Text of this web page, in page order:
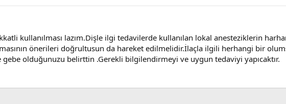
kullanılması lazım.Dişle ilgi tedavilerde kullanılan lokal anesteziklerin
önerileri doğrultusun da hareket edilmelidir.İlaçla ilgili herhangi bir
olduğunuzu belirttin .Gerekli bilgilendirmeyi ve uygun tedaviyi yapıcaktır.